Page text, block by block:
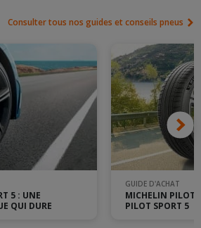
Consulter tous nos guides et conseils pneus
5 : UNE
QUI DURE
GUIDE D'ACHAT
MICHELIN PILOT
PILOT SPORT 5